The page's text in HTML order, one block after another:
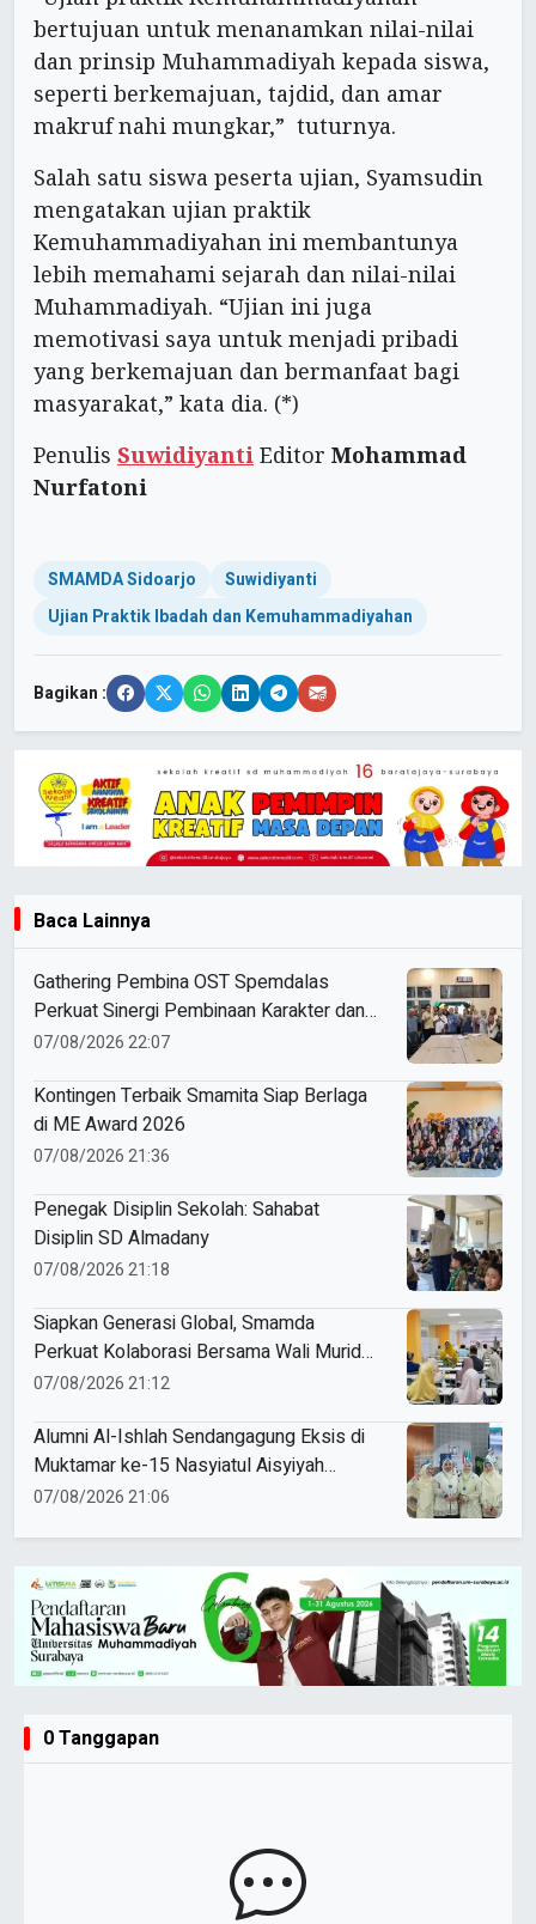
bertujuan untuk menanamkan nilai-nilai
dan prinsip Muhammadiyah kepada siswa,
seperti berkemajuan, tajdid, dan amar
makruf nahi mungkar,” tuturnya.
Salah satu siswa peserta ujian, Syamsudin
mengatakan ujian praktik
Kemuhammadiyahan ini membantunya
lebih memahami sejarah dan nilai-nilai
Muhammadiyah. “Ujian ini juga
memotivasi saya untuk menjadi pribadi
yang berkemajuan dan bermanfaat bagi
masyarakat,” kata dia. (*)
Penulis Suwidiyanti Editor Mohammad
Nurfatoni
SMAMDA Sidoarjo
Suwidiyanti
Ujian Praktik Ibadah dan Kemuhammadiyahan
Bagikan :
Baca Lainnya
Gathering Pembina OST Spemdalas
Perkuat Sinergi Pembinaan Karakter dan
Prestasi Siswa
07/08/2026 22:07
Kontingen Terbaik Smamita Siap Berlaga
di ME Award 2026
07/08/2026 21:36
Penegak Disiplin Sekolah: Sahabat
Disiplin SD Almadany
07/08/2026 21:18
Siapkan Generasi Global, Smamda
Perkuat Kolaborasi Bersama Wali Murid
Kelas XI Program Internasional
07/08/2026 21:12
Alumni Al-Ishlah Sendangagung Eksis di
Muktamar ke-15 Nasyiatul Aisyiyah
Surakarta
07/08/2026 21:06
0 Tanggapan